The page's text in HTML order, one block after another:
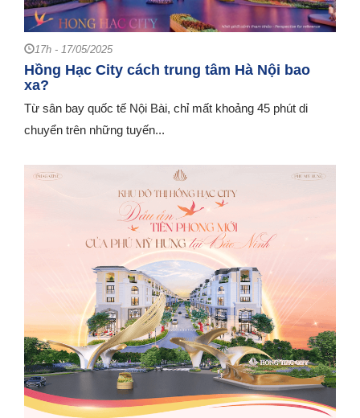
17h - 17/05/2025
Hồng Hạc City cách trung tâm Hà Nội bao
xa?
Từ sân bay quốc tế Nội Bài, chỉ mất khoảng 45 phút di
chuyển trên những tuyến...